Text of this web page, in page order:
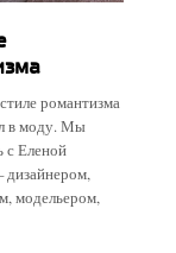
романтизма
в моду. Мы
с Еленой
дизайнером,
модельером,